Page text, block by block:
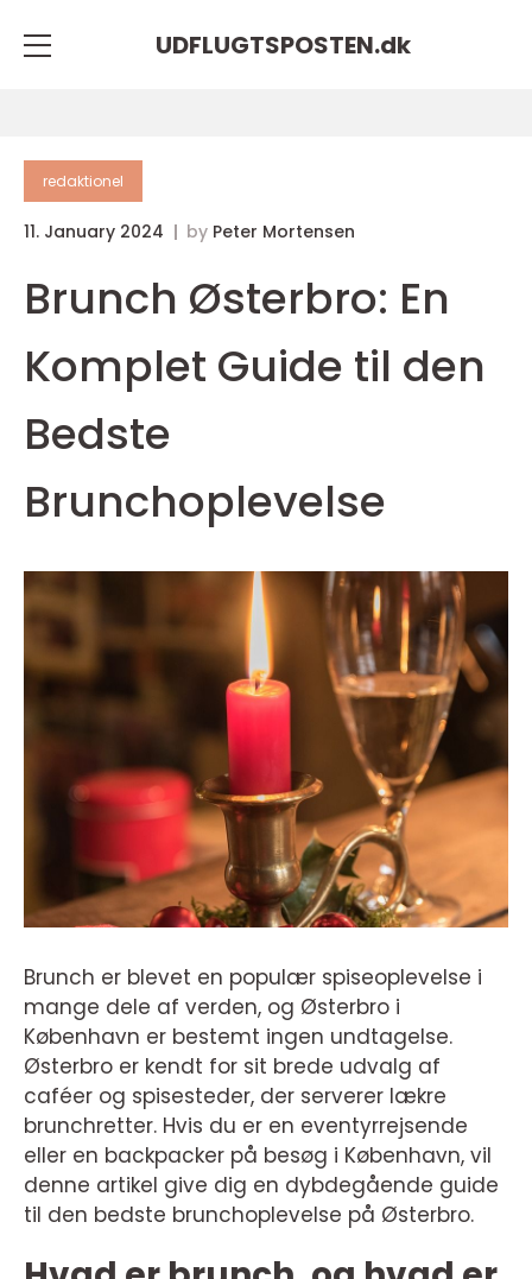
UDFLUGTSPOSTEN.dk
redaktionel
11. January 2024 by Peter Mortensen
Brunch Østerbro: En
Komplet Guide til den
Bedste
Brunchoplevelse
Brunch er blevet en populær spiseoplevelse i
mange dele af verden, og Østerbro i
København er bestemt ingen undtagelse.
Østerbro er kendt for sit brede udvalg af
caféer og spisesteder, der serverer lækre
brunchretter. Hvis du er en eventyrrejsende
eller en backpacker på besøg i København, vil
denne artikel give dig en dybdegående guide
til den bedste brunchoplevelse på Østerbro.